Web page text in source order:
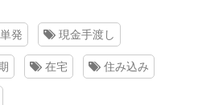
単発 現金手渡し
在宅 住み込み